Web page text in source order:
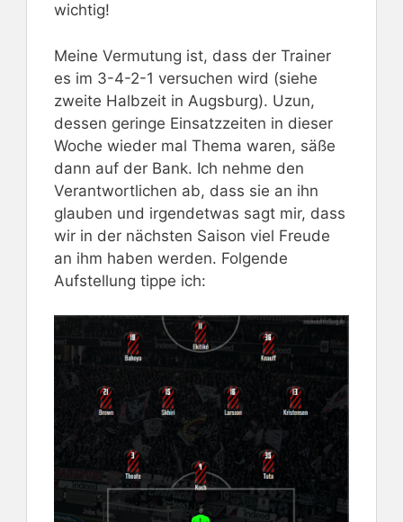
wichtig!
Meine Vermutung ist, dass der Trainer
es im 3-4-2-1 versuchen wird (siehe
zweite Halbzeit in Augsburg). Uzun,
dessen geringe Einsatzzeiten in dieser
Woche wieder mal Thema waren, säße
dann auf der Bank. Ich nehme den
Verantwortlichen ab, dass sie an ihn
glauben und irgendetwas sagt mir, dass
wir in der nächsten Saison viel Freude
an ihm haben werden. Folgende
Aufstellung tippe ich: